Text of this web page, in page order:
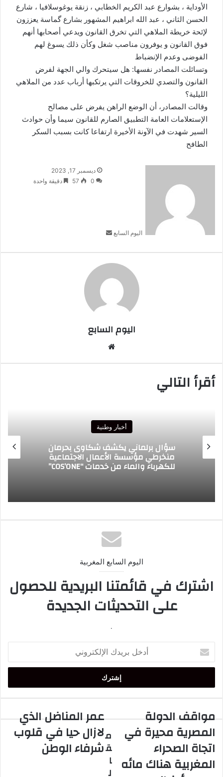
الأوداية ، بشوارع عبد الكريم الخطابي ، زنقة يوغوسلافيا ، شارع
الحسن الثاني ، عبد الله ابراهيم المشهور بشارع گماسة يعززون
لإئحة خريطة الملاهي التي تخرق القانون ويدعي أصحابها أنهم
فوق القانون و يوفرون مناصب شغل وكأن ذلك يسوغ لهم
الفوضى وعدم الإنضباط
وتسائلت المصادر نفسها: هل سيتحرك والي الجهة لفرض
القانون والتصدي للخروقات التي يرتكبها أرباب عدد من الملاهي
الليلية؟
وقالت المصادر، أن الوضع الراهن يفرض على مصالح
الإستعلامات العامة التطبيق الصارم للقانون سيما وأن حوادث
السير شهدت في الآونة الأخيرة ارتفاعا كانت بسبب السكر
الطافح
اليوم السابع
أرسل
بريدا
ديسمبر 17, 2023
0
57 دقيقة واحدة
اليوم السابع
أقرأ التالي
أخبار وطنية
سؤال برلماني يكشف شكاوى بحرمان
منخرطي مؤسسة الأعمال الاجتماعية
للكهرباء والماء من خدمات “COS’ONE”
اليوم السابع المغربية
اشترك في قائمتنا البريدية للحصول
على التحديثات الجديدة
.
بريدك
الإلكتروني
مواقف
الدولة
المصرية
محيرة
اتجاة
مواقف الدولة
المصرية محيرة في
اتجاة الصحراء
المغربية هناك مائه
عمر
المناضل
الذي
لازال
عمر المناضل الذي
لازال حيا في قلوب
شرفاء الوطن
م
ق
ا
ل